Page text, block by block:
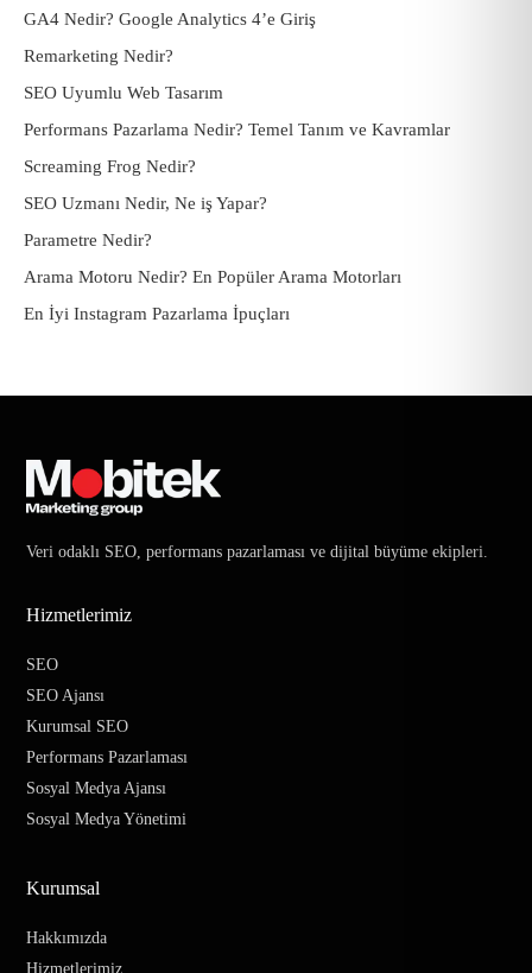
GA4 Nedir? Google Analytics 4’e Giriş
Remarketing Nedir?
SEO Uyumlu Web Tasarım
Performans Pazarlama Nedir? Temel Tanım ve Kavramlar
Screaming Frog Nedir?
SEO Uzmanı Nedir, Ne iş Yapar?
Parametre Nedir?
Arama Motoru Nedir? En Popüler Arama Motorları
En İyi Instagram Pazarlama İpuçları
Veri odaklı SEO, performans pazarlaması ve dijital büyüme ekipleri.
Hizmetlerimiz
SEO
SEO Ajansı
Kurumsal SEO
Performans Pazarlaması
Sosyal Medya Ajansı
Sosyal Medya Yönetimi
Kurumsal
Hakkımızda
Hizmetlerimiz